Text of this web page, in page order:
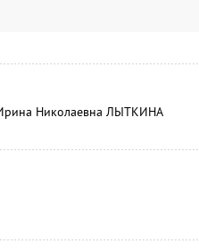
Ирина Николаевна ЛЫТКИНА